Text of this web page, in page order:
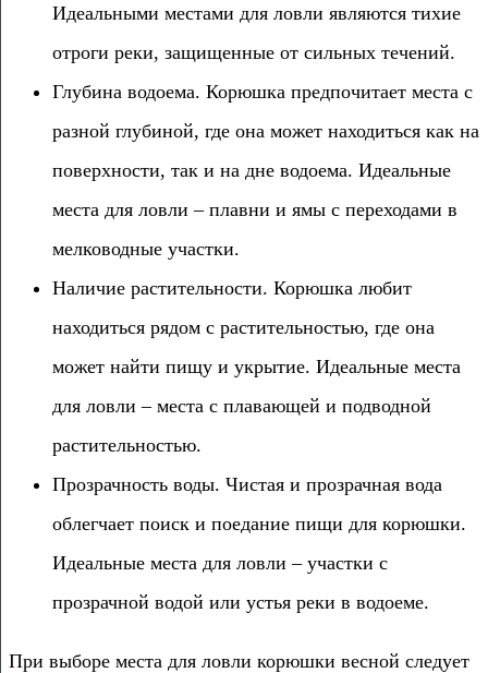
Идеальными местами для ловли являются тихие
отроги реки, защищенные от сильных течений.
Глубина водоема. Корюшка предпочитает места с
разной глубиной, где она может находиться как на
поверхности, так и на дне водоема. Идеальные
места для ловли – плавни и ямы с переходами в
мелководные участки.
Наличие растительности. Корюшка любит
находиться рядом с растительностью, где она
может найти пищу и укрытие. Идеальные места
для ловли – места с плавающей и подводной
растительностью.
Прозрачность воды. Чистая и прозрачная вода
облегчает поиск и поедание пищи для корюшки.
Идеальные места для ловли – участки с
прозрачной водой или устья реки в водоеме.
При выборе места для ловли корюшки весной следует